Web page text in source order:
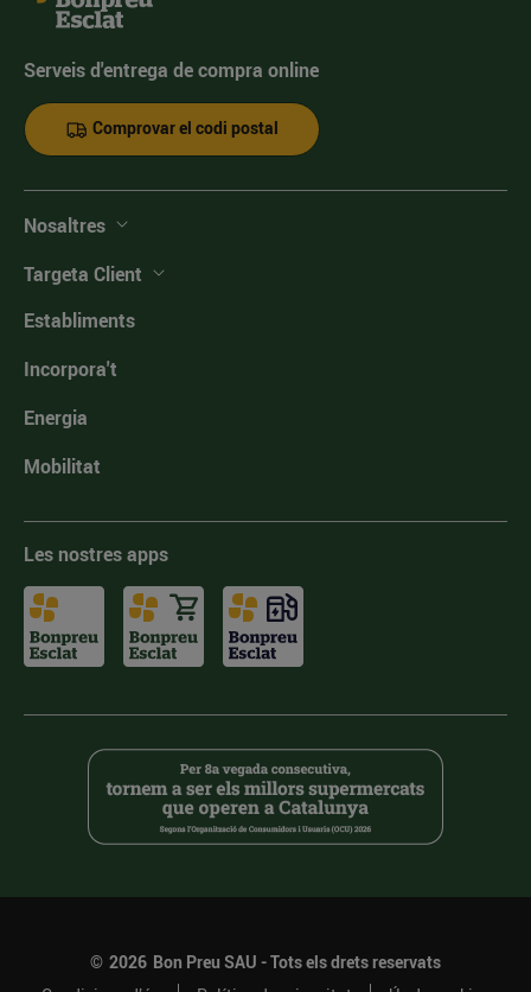
Serveis d'entrega de compra online
Comprovar el codi postal
Nosaltres
Targeta Client
Establiments
Incorpora't
Energia
Mobilitat
Les nostres apps
© 2026 Bon Preu SAU - Tots els drets reservats